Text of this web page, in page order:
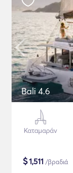
Bali 4.6
Καταμαράν
$1,511 /βραδιά